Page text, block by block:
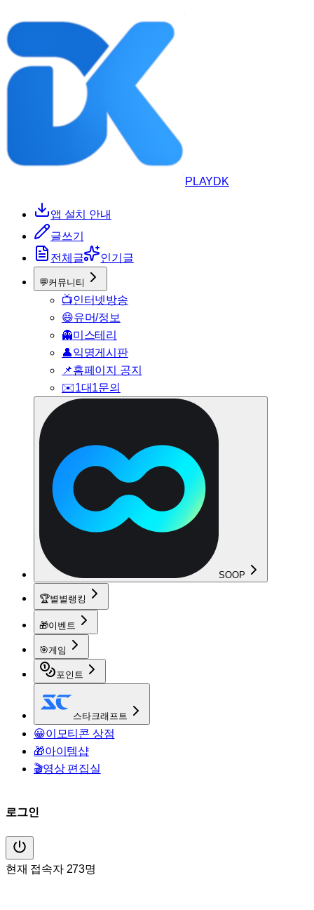
PLAYDK
앱 설치 안내
글쓰기
전체글
인기글
💬커뮤니티
📺인터넷방송
😄유머/정보
👻미스테리
👤익명게시판
📌홈페이지 공지
✉️1대1문의
SOOP
🏆별별랭킹
🎁이벤트
🎯게임
포인트
스타크래프트
😀이모티콘 상점
🎁아이템샵
🎬영상 편집실
로그인
현재 접속자 273명